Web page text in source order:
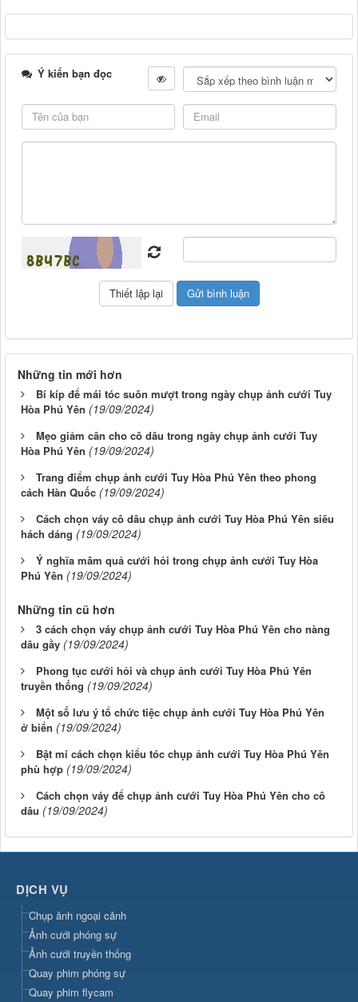
Ý kiến bạn đọc
Những tin mới hơn
Bí kíp để mái tóc suôn mượt trong ngày chụp ảnh cưới Tuy
Hòa Phú Yên (19/09/2024)
Mẹo giảm cân cho cô dâu trong ngày chụp ảnh cưới Tuy
Hòa Phú Yên (19/09/2024)
Trang điểm chụp ảnh cưới Tuy Hòa Phú Yên theo phong
cách Hàn Quốc (19/09/2024)
Cách chọn váy cô dâu chụp ảnh cưới Tuy Hòa Phú Yên siêu
hách dáng (19/09/2024)
Ý nghĩa mâm quả cưới hỏi trong chụp ảnh cưới Tuy Hòa
Phú Yên (19/09/2024)
Những tin cũ hơn
3 cách chọn váy chụp ảnh cưới Tuy Hòa Phú Yên cho nàng
dâu gầy (19/09/2024)
Phong tục cưới hỏi và chụp ảnh cưới Tuy Hòa Phú Yên
truyền thống (19/09/2024)
Một số lưu ý tổ chức tiệc chụp ảnh cưới Tuy Hòa Phú Yên
ở biển (19/09/2024)
Bật mí cách chọn kiểu tóc chụp ảnh cưới Tuy Hòa Phú Yên
phù hợp (19/09/2024)
Cách chọn váy để chụp ảnh cưới Tuy Hòa Phú Yên cho cô
dâu (19/09/2024)
DỊCH VỤ
Chụp ảnh ngoại cảnh
Ảnh cưới phóng sự
Ảnh cưới truyền thống
Quay phim phóng sự
Quay phim flycam